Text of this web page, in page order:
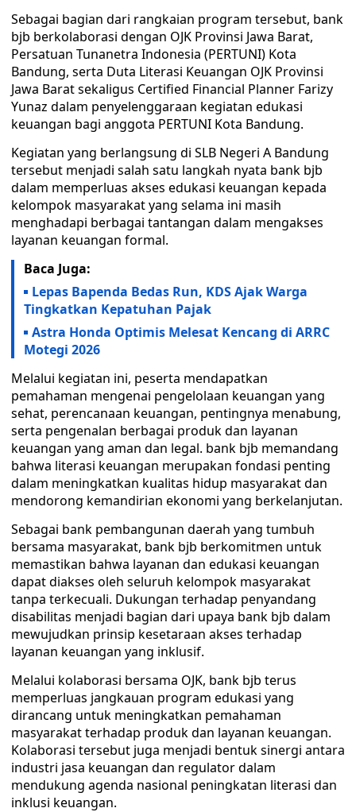
Sebagai bagian dari rangkaian program tersebut, bank
bjb berkolaborasi dengan OJK Provinsi Jawa Barat,
Persatuan Tunanetra Indonesia (PERTUNI) Kota
Bandung, serta Duta Literasi Keuangan OJK Provinsi
Jawa Barat sekaligus Certified Financial Planner Farizy
Yunaz dalam penyelenggaraan kegiatan edukasi
keuangan bagi anggota PERTUNI Kota Bandung.
Kegiatan yang berlangsung di SLB Negeri A Bandung
tersebut menjadi salah satu langkah nyata bank bjb
dalam memperluas akses edukasi keuangan kepada
kelompok masyarakat yang selama ini masih
menghadapi berbagai tantangan dalam mengakses
layanan keuangan formal.
Baca Juga:
Lepas Bapenda Bedas Run, KDS Ajak Warga
Tingkatkan Kepatuhan Pajak
Astra Honda Optimis Melesat Kencang di ARRC
Motegi 2026
Melalui kegiatan ini, peserta mendapatkan
pemahaman mengenai pengelolaan keuangan yang
sehat, perencanaan keuangan, pentingnya menabung,
serta pengenalan berbagai produk dan layanan
keuangan yang aman dan legal. bank bjb memandang
bahwa literasi keuangan merupakan fondasi penting
dalam meningkatkan kualitas hidup masyarakat dan
mendorong kemandirian ekonomi yang berkelanjutan.
Sebagai bank pembangunan daerah yang tumbuh
bersama masyarakat, bank bjb berkomitmen untuk
memastikan bahwa layanan dan edukasi keuangan
dapat diakses oleh seluruh kelompok masyarakat
tanpa terkecuali. Dukungan terhadap penyandang
disabilitas menjadi bagian dari upaya bank bjb dalam
mewujudkan prinsip kesetaraan akses terhadap
layanan keuangan yang inklusif.
Melalui kolaborasi bersama OJK, bank bjb terus
memperluas jangkauan program edukasi yang
dirancang untuk meningkatkan pemahaman
masyarakat terhadap produk dan layanan keuangan.
Kolaborasi tersebut juga menjadi bentuk sinergi antara
industri jasa keuangan dan regulator dalam
mendukung agenda nasional peningkatan literasi dan
inklusi keuangan.